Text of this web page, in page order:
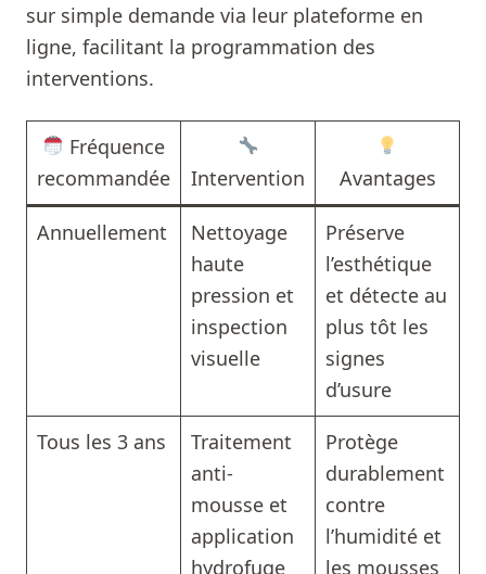
sur simple demande via leur plateforme en
ligne, facilitant la programmation des
interventions.
Fréquence
recommandée
Intervention Avantages
Annuellement
Nettoyage
haute
pression et
inspection
visuelle
Préserve
l’esthétique
et détecte au
plus tôt les
signes
d’usure
Tous les 3 ans
Traitement
anti-
mousse et
application
hydrofuge
Protège
durablement
contre
l’humidité et
les mousses